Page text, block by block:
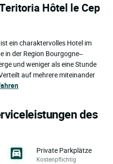
Hôtel le Cep
ein charaktervolles Hotel im
in der Region Bourgogne–
und weniger als eine Stunde
auf mehrere miteinander
des
Private Parkplätze
Kostenpflichtig